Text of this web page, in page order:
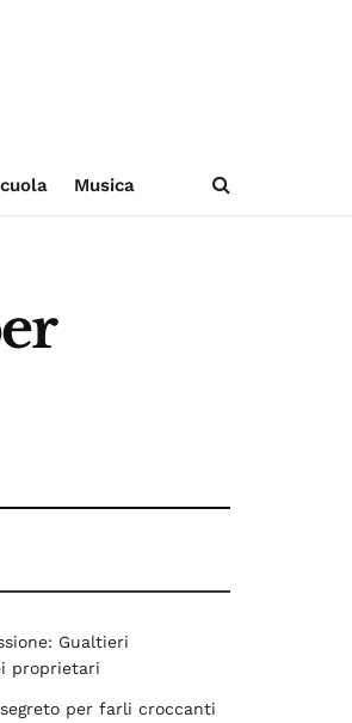
Musica
Gualtieri
proprietari
per farli croccanti